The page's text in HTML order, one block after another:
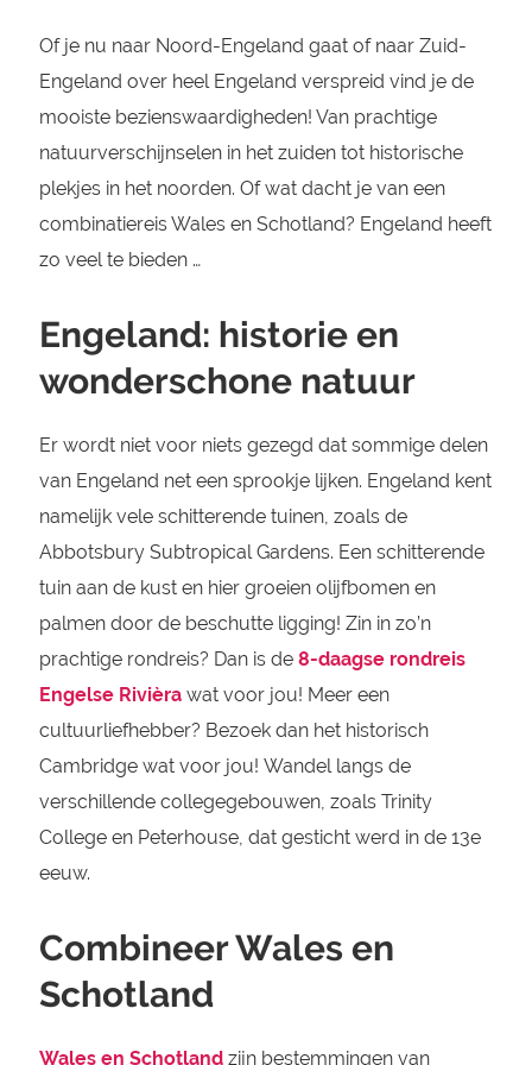
Of je nu naar Noord-Engeland gaat of naar Zuid-
Engeland over heel Engeland verspreid vind je de
mooiste bezienswaardigheden! Van prachtige
natuurverschijnselen in het zuiden tot historische
plekjes in het noorden. Of wat dacht je van een
combinatiereis Wales en Schotland? Engeland heeft
zo veel te bieden …
Engeland: historie en
wonderschone natuur
Er wordt niet voor niets gezegd dat sommige delen
van Engeland net een sprookje lijken. Engeland kent
namelijk vele schitterende tuinen, zoals de
Abbotsbury Subtropical Gardens. Een schitterende
tuin aan de kust en hier groeien olijfbomen en
palmen door de beschutte ligging! Zin in zo’n
prachtige rondreis? Dan is de 8-daagse rondreis
Engelse Rivièrawat voor jou! Meer een
cultuurliefhebber? Bezoek dan het historisch
Cambridge wat voor jou! Wandel langs de
verschillende collegegebouwen, zoals Trinity
College en Peterhouse, dat gesticht werd in de 13e
eeuw.
Combineer Wales en
Schotland
Wales en Schotlandzijn bestemmingen van